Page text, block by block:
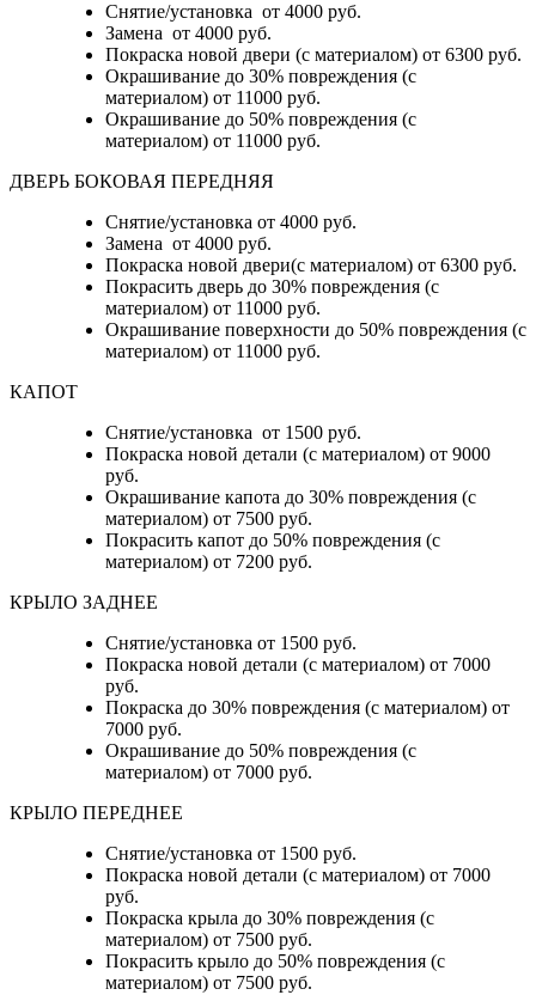
Снятие/установка от 4000 руб.
Замена от 4000 руб.
Покраска новой двери (с материалом) от 6300 руб.
Окрашивание до 30% повреждения (с
материалом) от 11000 руб.
Окрашивание до 50% повреждения (с
материалом) от 11000 руб.
ДВЕРЬ БОКОВАЯ ПЕРЕДНЯЯ
Снятие/установка от 4000 руб.
Замена от 4000 руб.
Покраска новой двери(с материалом) от 6300 руб.
Покрасить дверь до 30% повреждения (с
материалом) от 11000 руб.
Окрашивание поверхности до 50% повреждения (с
материалом) от 11000 руб.
КАПОТ
Снятие/установка от 1500 руб.
Покраска новой детали (с материалом) от 9000
руб.
Окрашивание капота до 30% повреждения (с
материалом) от 7500 руб.
Покрасить капот до 50% повреждения (с
материалом) от 7200 руб.
КРЫЛО ЗАДНЕЕ
Снятие/установка от 1500 руб.
Покраска новой детали (с материалом) от 7000
руб.
Покраска до 30% повреждения (с материалом) от
7000 руб.
Окрашивание до 50% повреждения (с
материалом) от 7000 руб.
КРЫЛО ПЕРЕДНЕЕ
Снятие/установка от 1500 руб.
Покраска новой детали (с материалом) от 7000
руб.
Покраска крыла до 30% повреждения (с
материалом) от 7500 руб.
Покрасить крыло до 50% повреждения (с
материалом) от 7500 руб.